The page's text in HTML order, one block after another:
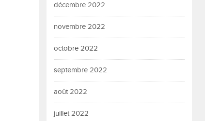
décembre 2022
novembre 2022
octobre 2022
septembre 2022
août 2022
juillet 2022